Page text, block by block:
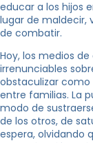
educar a los hijos
lugar de maldecir,
de combatir.
Hoy, los medios
irrenunciables
obstaculizar
entre familias. La
modo de
de los otros, de
espera, olvidando